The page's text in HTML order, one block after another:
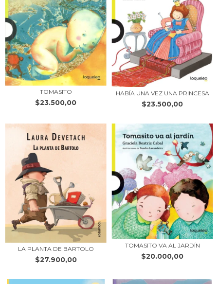
TOMASITO
$23.500,00
HABÍA UNA VEZ UNA PRINCESA
$23.500,00
LA PLANTA DE BARTOLO
$27.900,00
TOMASITO VA AL JARDÍN
$20.000,00